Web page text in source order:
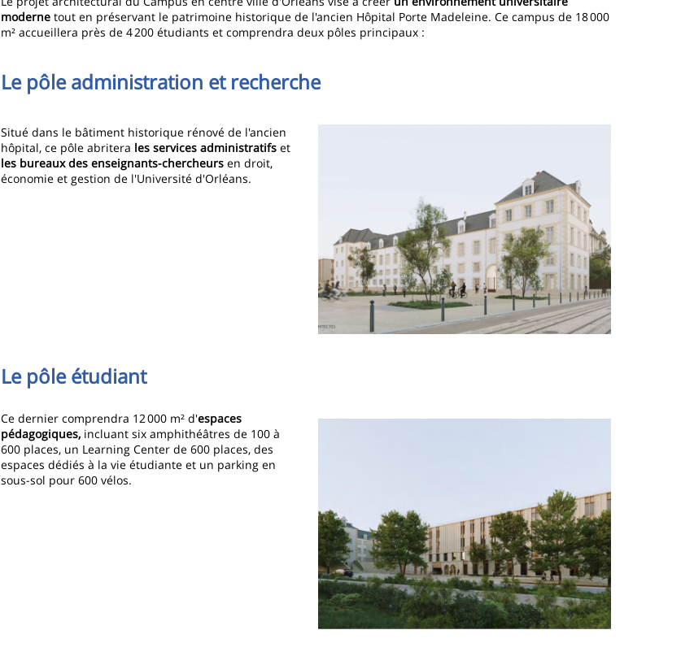
de
page
principale
modernetout en préservant le patrimoine historique de l'ancien Hôpital Porte Madeleine. Ce campus de 18 000
m² accueillera près de 4 200 étudiants et comprendra deux pôles principaux :
Le pôle administration et recherche
Situé dans le bâtiment historique rénové de l'ancien
hôpital, ce pôle abritera les services administratifset
les bureaux des enseignants-chercheursen droit,
économie et gestion de l'Université d'Orléans.
Le pôle étudiant
Ce dernier comprendra 12 000 m² d'espaces
pédagogiques,incluant six amphithéâtres de 100 à
600 places, un Learning Center de 600 places, des
espaces dédiés à la vie étudiante et un parking en
sous-sol pour 600 vélos.